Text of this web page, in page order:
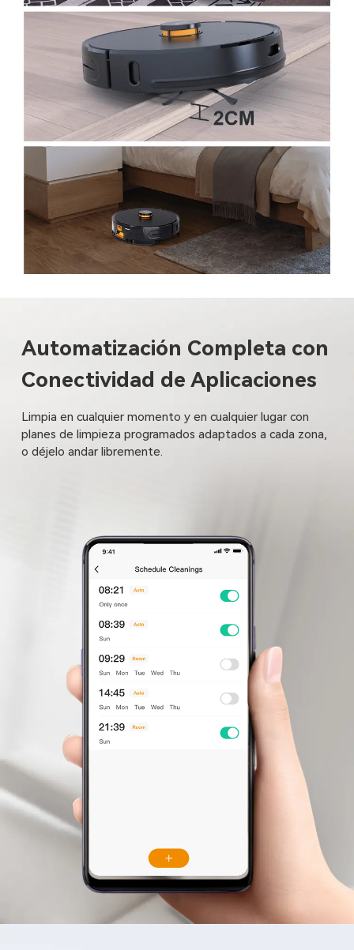
Automatización Completa con
Conectividad de Aplicaciones
Limpia en cualquier momento y en cualquier lugar con
planes de limpieza programados adaptados a cada zona,
o déjelo andar libremente.